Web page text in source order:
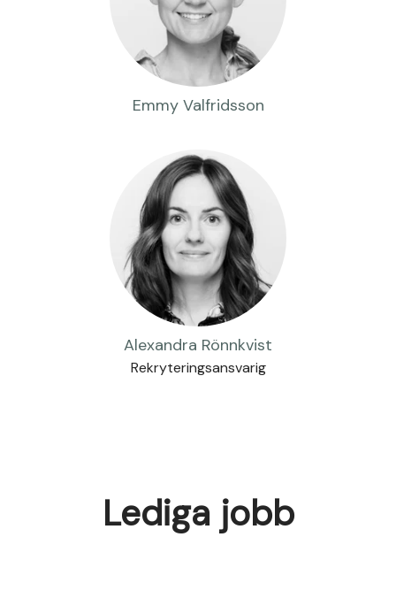
Emmy Valfridsson
Alexandra Rönnkvist
Rekryteringsansvarig
Lediga jobb